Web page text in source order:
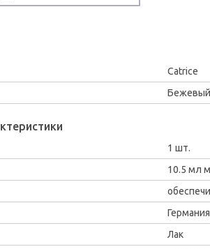
Catrice
Бежевый
1 шт.
10.5 мл
Германия
Лак